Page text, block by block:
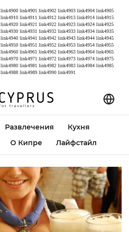
link4900 link4901 link4902 link4903 link4904 link4905
link4910 link4911 link4912 link4913 link4914 link4915
link4920 link4921 link4922 link4923 link4924 link4925
link4930 link4931 link4932 link4933 link4934 link4935
link4940 link4941 link4942 link4943 link4944 link4945
link4950 link4951 link4952 link4953 link4954 link4955
link4960 link4961 link4962 link4963 link4964 link4965
link4970 link4971 link4972 link4973 link4974 link4975
link4980 link4981 link4982 link4983 link4984 link4985
link4988 link4989 link4990 link4991
Развлечения
Кухня
О Кипре Лайфстайл